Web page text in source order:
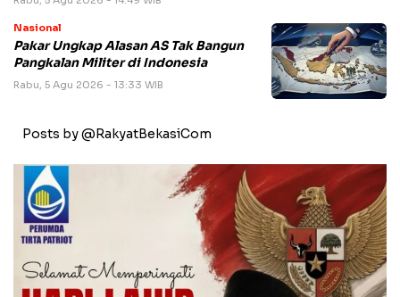
Nasional
Pakar Ungkap Alasan AS Tak Bangun
Pangkalan Militer di Indonesia
Rabu, 5 Agu 2026 - 13:33 WIB
Posts by @RakyatBekasiCom